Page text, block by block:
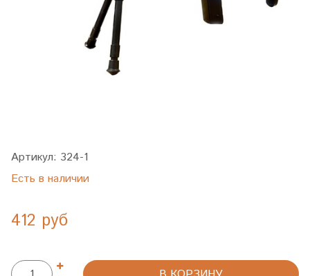
Артикул: 324-1
Есть в наличии
412 руб